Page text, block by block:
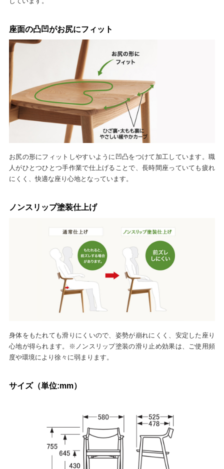
座面の凸凹がお尻にフィット
お尻の形にフィットしやすいように凹凸をつけて加工しています。職
人がひとつひとつ手作業で仕上げることで、長時間座っていても疲れ
にくく、快適な座り心地となっています。
ノンスリップ塗装仕上げ
身体をもたれても滑りにくいので、姿勢が崩れにくく、安定した座り
心地が得られます。※ノンスリップ塗装の滑り止め効果は、ご使用頻
度や環境により徐々に弱まります。
サイズ（単位:mm）